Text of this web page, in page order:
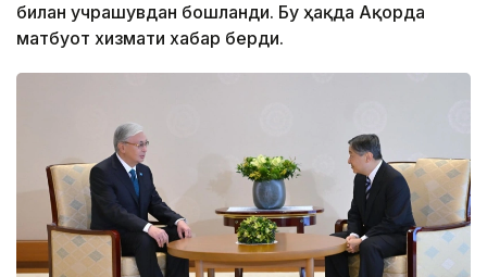
билан учрашувдан бошланди. Бу ҳақда Ақорда
матбуот хизмати хабар берди.